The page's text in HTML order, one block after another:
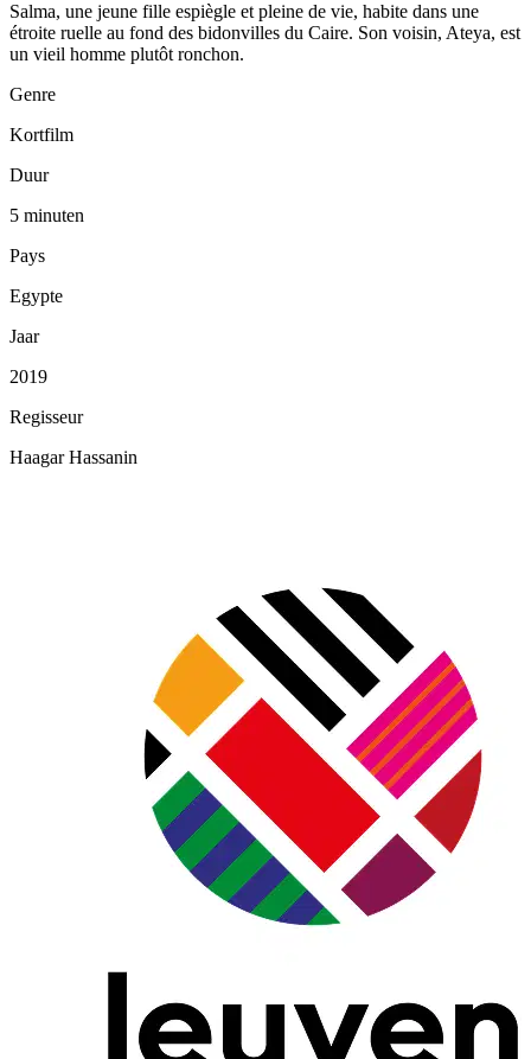
Salma, une jeune fille espiègle et pleine de vie, habite dans une
étroite ruelle au fond des bidonvilles du Caire. Son voisin, Ateya, est
un vieil homme plutôt ronchon.
Genre
Kortfilm
Duur
5 minuten
Pays
Egypte
Jaar
2019
Regisseur
Haagar Hassanin